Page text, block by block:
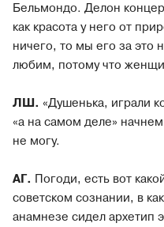
Бельмондо. Делон
как красота у него от
ничего, то мы его за
любим, потому что
ЛШ. «Душенька, играли
«а на самом деле»
не могу.
АГ. Погоди, есть вот
советском сознании, в
анамнезе сидел архетип